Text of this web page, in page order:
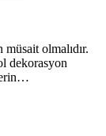
olmalıdır.
dekorasyon